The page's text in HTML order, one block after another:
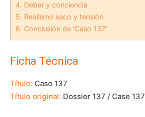
4. Deber y conciencia
5. Realismo seco y tensión
6. Conclusión de 'Caso 137'
Ficha Técnica
Título: Caso 137
Título original: Dossier 137 / Case 137